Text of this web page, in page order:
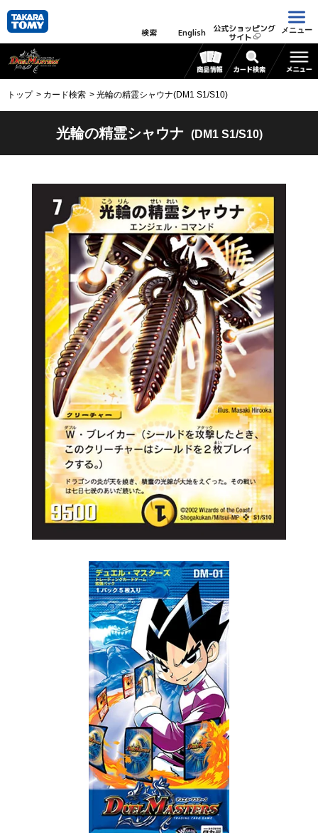
検索 English 公式ショッピング
サイト
メニュー
トップ カード検索 光輪の精霊シャウナ(DM1 S1/S10)
光輪の精霊シャウナ (DM1 S1/S10)